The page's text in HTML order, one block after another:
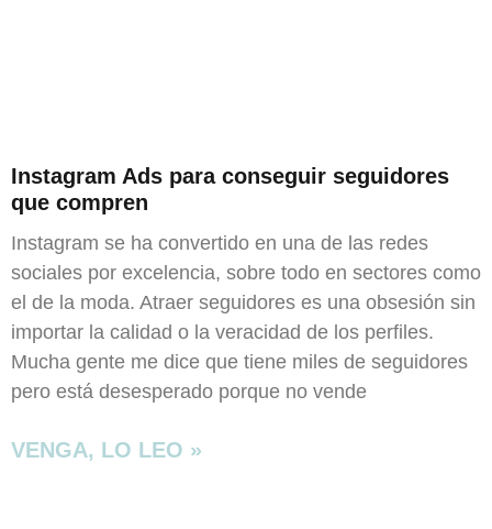
Instagram Ads para conseguir seguidores
que compren
Instagram se ha convertido en una de las redes
sociales por excelencia, sobre todo en sectores como
el de la moda. Atraer seguidores es una obsesión sin
importar la calidad o la veracidad de los perfiles.
Mucha gente me dice que tiene miles de seguidores
pero está desesperado porque no vende
VENGA, LO LEO »